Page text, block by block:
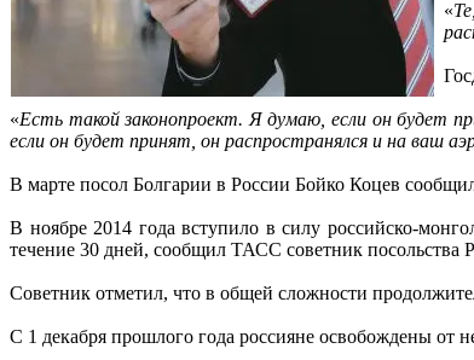
«
«Есть такой законопроект. Я думаю, если он будет
если он будет принят, он распространялся и на ваш
В марте посол Болгарии в России Бойко Коцев
В ноябре 2014 года вступило в силу российско-
течение 30 дней, сообщил ТАСС советник
Советник отметил, что в общей сложности
С 1 декабря прошлого года россияне освобождены от